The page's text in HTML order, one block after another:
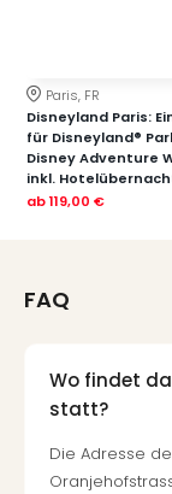
Paris, FR
Disneyland Paris:
für Disneyland®
Disney Adventure
inkl.
ab119,00 €
FAQ
Wo findet
statt?
Die Adresse